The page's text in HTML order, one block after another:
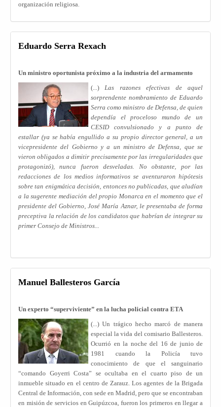
organización religiosa.
Eduardo Serra Rexach
Un ministro oportunista próximo a la industria del armamento
(...)Las razones efectivas de aquel
sorprendente nombramiento de Eduardo
Serra como ministro de Defensa, de quien
dependía el proceloso mundo de un
CESID convulsionado y a punto de
estallar (ya se había engullido a su propio director general, a un
vicepresidente del Gobierno y a un ministro de Defensa, que se
vieron obligados a dimitir precisamente por las irregularidades que
protagonizó), nunca fueron desveladas. No obstante, por las
redacciones de los medios informativos se aventuraron hipótesis
sobre tan enigmática decisión, entonces no publicadas, que aludían
a la sugerente mediación del propio Monarca en el momento que el
presidente del Gobierno, José María Aznar, le presentaba de forma
preceptiva la relación de los candidatos que habrían de integrar su
primer Consejo de Ministros...
Manuel Ballesteros García
Un experto “superviviente” en la lucha policial contra ETA
(...) Un trágico hecho marcó de manera
especial la vida del comisario Ballesteros.
Ocurrió en la noche del 16 de junio de
1981 cuando la Policía tuvo
conocimiento de que el sanguinario
“comando Goyerri Costa” se ocultaba en el cuarto piso de un
inmueble situado en el centro de Zarauz. Los agentes de la Brigada
Central de Información, con sede en Madrid, pero que se encontraban
en misión de servicios en Guipúzcoa, fueron los primeros en llegar a